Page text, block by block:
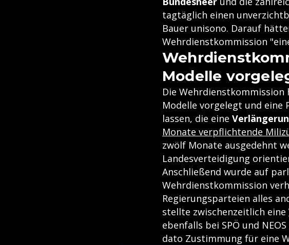
tagtäglich einen
Bauer unisono. Darauf
Wehrdienstkommission
Modelle
Die
Modelle vorgelegt und eine
lassen, die eine
Monate verpflichtende
zwölf Monate ausgedehnt
Landesverteidigung
Anschließend wurde auf
Wehrdienstkommission
Regierungsparteien alles
stellte zwischenzeitlich eine
ebenfalls bei SPÖ und
dato Zustimmung für eine